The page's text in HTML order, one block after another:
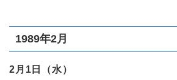
1989年2月
2月1日（水）